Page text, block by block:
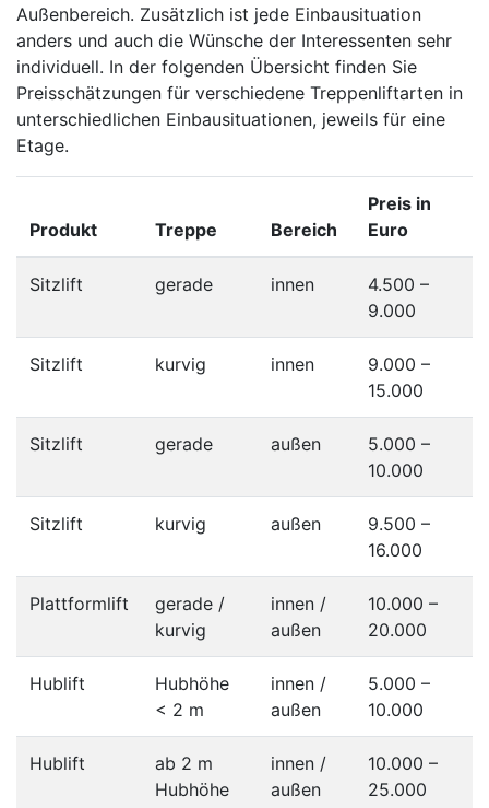
Außenbereich. Zusätzlich ist jede Einbausituation
anders und auch die Wünsche der Interessenten sehr
individuell. In der folgenden Übersicht finden Sie
Preisschätzungen für verschiedene Treppenliftarten in
unterschiedlichen Einbausituationen, jeweils für eine
Etage.
Produkt Treppe Bereich
Preis in
Euro
Sitzlift gerade innen
4.500 –
9.000
Sitzlift kurvig innen
9.000 –
15.000
Sitzlift gerade außen
5.000 –
10.000
Sitzlift kurvig außen
9.500 –
16.000
Plattformlift
gerade /
kurvig
innen /
außen
10.000 –
20.000
Hublift
Hubhöhe
< 2 m
innen /
außen
5.000 –
10.000
Hublift
ab 2 m
Hubhöhe
innen /
außen
10.000 –
25.000